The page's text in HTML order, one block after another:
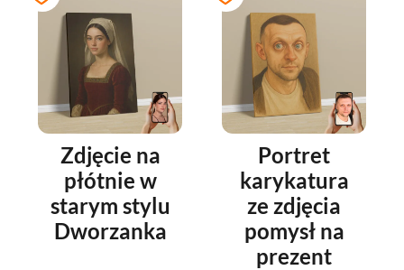
Zdjęcie na
płótnie w
starym stylu
Dworzanka
Portret
karykatura
ze zdjęcia
pomysł na
prezent